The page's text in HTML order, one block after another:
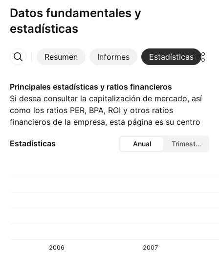
Datos fundamentales y
estadísticas
Resumen Informes Estadísticas
Más
Principales estadísticas y ratios financieros
Si desea consultar la capitalización de mercado, así
como los ratios PER, BPA, ROI y otros ratios
financieros de la empresa, esta página es su centro
Estadísticas
Anual Trimestral
2006
2007